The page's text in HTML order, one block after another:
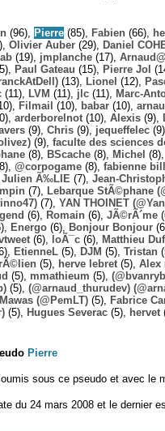
(96), Pierre (85), Fabien (66),
Olivier Auber (29), Daniel
(19), jmplanche (17),
Paul Gateau (15), Pierre Jol
(13), Lionel (12),
(11), LVM (11), jlc (11), Marc-
Filmail (10), babar (10),
arderborelnot (10), Alexis (9),
(9), Chris (9), jequeffelec (9),
(9), faculte des sciences
(8), BScache (8), Michel (8),
@corpogame (8), fabienne
Julien Ã‰LIE (7), Jean-
(7), Lebarque StÃ©phane
(7), YAN THOINET
(6), Romain (6), JÃ©rÃ´me
Energo (6), Bonjour Bonjour
(6), loÃ¯c (6), Matthieu
EtienneL (5), DJM (5), Tristan
(5), herve lebret (5), Alex
(5), mmathieum (5),
(5), (@arnaud_thurudev)
(@PemLT) (5), Fabrice
(5), Hugues Severac (5), hervet
Pierre
sous ce pseudo et avec le
du 24 mars 2008 et le dernier